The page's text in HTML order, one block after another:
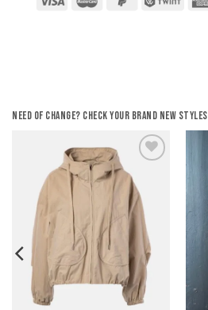
Need of change? Check your brand new styles
Add to
wishlist